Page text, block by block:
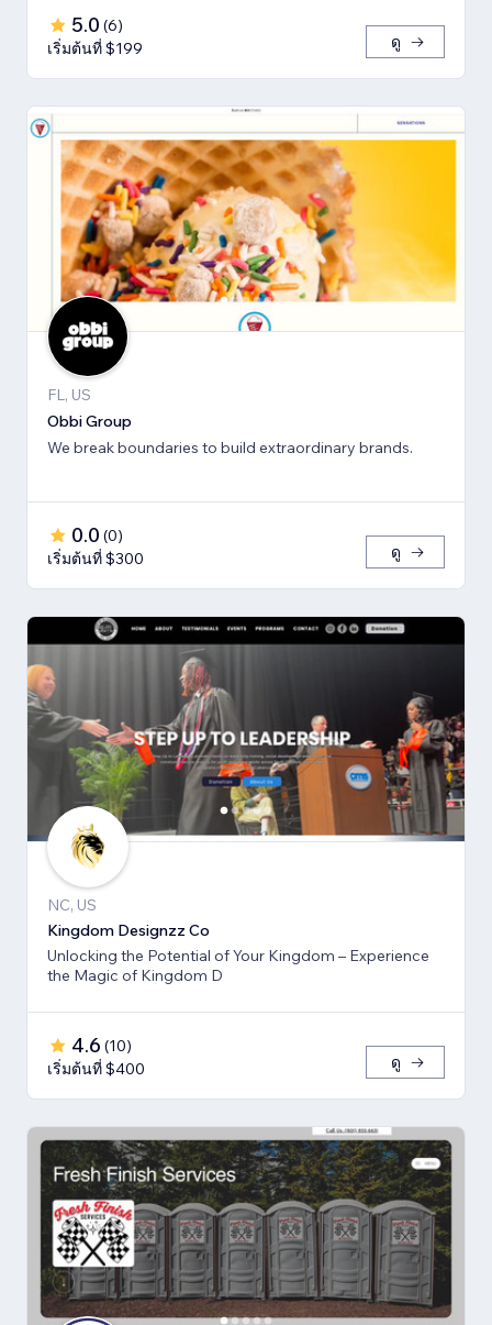
5.0 (6)
เริ่มต้นที่ $199
ดู
FL, US
Obbi Group
We break boundaries to build extraordinary brands.
0.0 (0)
เริ่มต้นที่ $300
ดู
NC, US
Kingdom Designzz Co
Unlocking the Potential of Your Kingdom – Experience
the Magic of Kingdom D
4.6 (10)
เริ่มต้นที่ $400
ดู